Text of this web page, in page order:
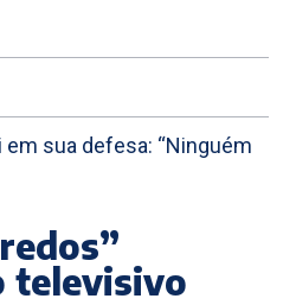
em sua defesa: “Ninguém
televisivo